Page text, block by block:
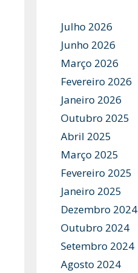
Julho 2026
Junho 2026
Março 2026
Fevereiro 2026
Janeiro 2026
Outubro 2025
Abril 2025
Março 2025
Fevereiro 2025
Janeiro 2025
Dezembro 2024
Outubro 2024
Setembro 2024
Agosto 2024